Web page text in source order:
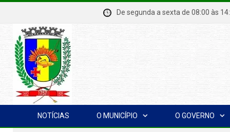
De segunda a sexta de 08:00
NOTÍCIAS O MUNICÍPIO O GOVERNO